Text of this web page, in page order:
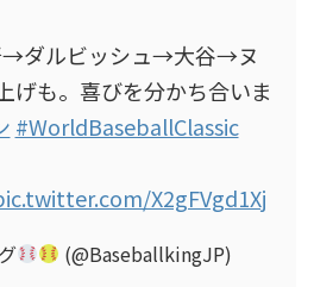
→ダルビッシュ→大谷→ヌ
げも。喜びを分かち合いま
#WorldBaseballClassic
X2gFVgd1Xj
(@BaseballkingJP)